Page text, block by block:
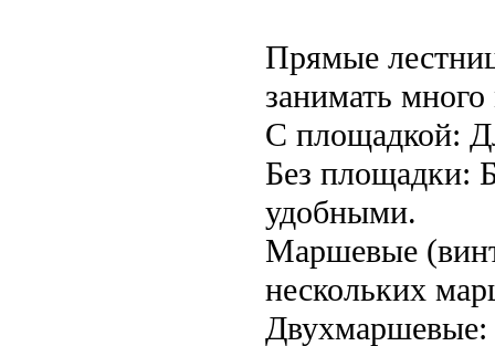
Прямые
занимать много
С площадкой:
Без площадки:
удобными.
Маршевые
нескольких
Двухмаршевые: